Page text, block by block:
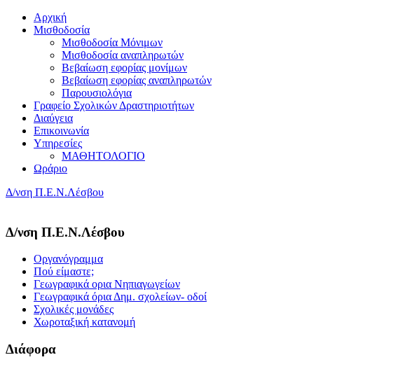
Αρχική
Μισθοδοσία
Μισθοδοσία Μόνιμων
Μισθοδοσία αναπληρωτών
Βεβαίωση εφορίας μονίμων
Βεβαίωση εφορίας αναπληρωτών
Παρουσιολόγια
Γραφείο Σχολικών Δραστηριοτήτων
Διαύγεια
Επικοινωνία
Υπηρεσίες
ΜΑΘΗΤΟΛΟΓΙΟ
Ωράριο
Δ/νση Π.Ε.Ν.Λέσβου
Δ/νση Π.Ε.Ν.Λέσβου
Οργανόγραμμα
Πού είμαστε;
Γεωγραφικά ορια Νηπιαγωγείων
Γεωγραφικά όρια Δημ. σχολείων- οδοί
Σχολικές μονάδες
Χωροταξική κατανομή
Διάφορα